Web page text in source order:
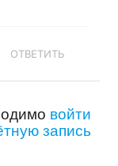
ОТВЕТИТЬ
войти
запись